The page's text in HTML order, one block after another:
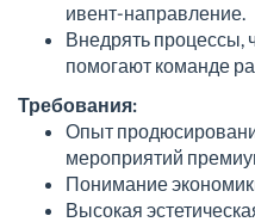
ивент-направление.
Внедрять процессы,
помогают команде
Требования:
Опыт
мероприятий
Понимание
Высокая